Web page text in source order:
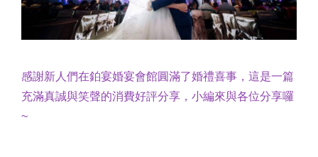
感謝新人們在鉑宴婚宴會館圓滿了婚禮喜事，這是一篇
充滿真誠與笑聲的消費好評分享，小編來與各位分享囉
~